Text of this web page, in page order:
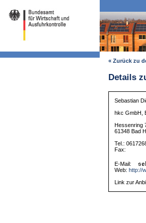
« Zurück zu
Details
Sebastian
hkc GmbH,
Hessenring
61348 Bad
Tel.:
Fax:
E-Mail:
Web: http://
Link zur